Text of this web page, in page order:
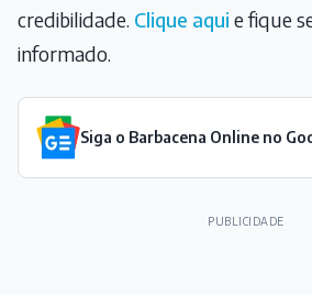
credibilidade. Clique aqui e fique
informado.
Siga o Barbacena Online no
PUBLICIDADE